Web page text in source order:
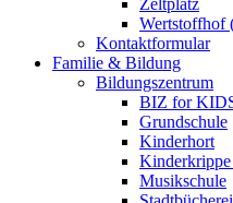
Zeltplatz
Wertstoffhof
Kontaktformular
Familie & Bildung
Bildungszentrum
BIZ for
Grundschule
Kinderhort
Kinderkrippe
Musikschule